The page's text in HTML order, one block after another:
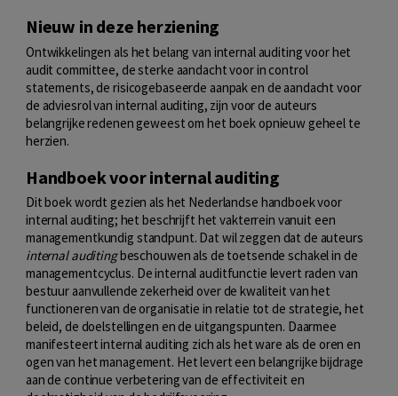
Nieuw in deze herziening
Ontwikkelingen als het belang van internal auditing voor het
audit committee, de sterke aandacht voor in control
statements, de risicogebaseerde aanpak en de aandacht voor
de adviesrol van internal auditing, zijn voor de auteurs
belangrijke redenen geweest om het boek opnieuw geheel te
herzien.
Handboek voor internal auditing
Dit boek wordt gezien als het Nederlandse handboek voor
internal auditing; het beschrijft het vakterrein vanuit een
managementkundig standpunt. Dat wil zeggen dat de auteurs
internal auditingbeschouwen als de toetsende schakel in de
managementcyclus. De internal auditfunctie levert raden van
bestuur aanvullende zekerheid over de kwaliteit van het
functioneren van de organisatie in relatie tot de strategie, het
beleid, de doelstellingen en de uitgangspunten. Daarmee
manifesteert internal auditing zich als het ware als de oren en
ogen van het management. Het levert een belangrijke bijdrage
aan de continue verbetering van de effectiviteit en